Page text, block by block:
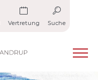
Vertretung Suche